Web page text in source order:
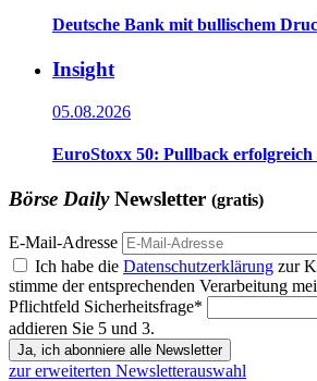
Deutsche Bank mit bullischem
Insight
05.08.2026
EuroStoxx 50: Pullback erfolgreich
Börse DailyNewsletter (gratis)
E-Mail-Adresse
Ich habe die Datenschutzerklärung zur
stimme der entsprechenden Verarbeitung
Pflichtfeld Sicherheitsfrage*
addieren Sie 5 und 3.
Ja, ich abonniere alle Newsletter
zur erweiterten Newsletterauswahl